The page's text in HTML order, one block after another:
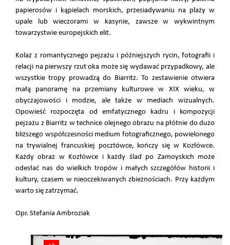
papierosów i kąpielach morskich, przesiadywaniu na plaży w
upale lub wieczorami w kasynie, zawsze w wykwintnym
towarzystwie europejskich elit.
Kolaż z romantycznego pejzażu i późniejszych rycin, fotografii i
relacji na pierwszy rzut oka może się wydawać przypadkowy, ale
wszystkie tropy prowadzą do Biarritz. To zestawienie otwiera
małą panoramę na przemiany kulturowe w XIX wieku, w
obyczajowości i modzie, ale także w mediach wizualnych.
Opowieść rozpoczęta od emfatycznego kadru i kompozycji
pejzażu z Biarritz w technice olejnego obrazu na płótnie do dużo
bliższego współczesności medium fotograficznego, powielonego
na trywialnej francuskiej pocztówce, kończy się w Kozłówce.
Każdy obraz w Kozłówce i każdy ślad po Zamoyskich może
odesłać nas do wielkich tropów i małych szczegółów historii i
kultury, czasem w nieoczekiwanych zbieżnościach. Przy każdym
warto się zatrzymać.
Opr. Stefania Ambroziak